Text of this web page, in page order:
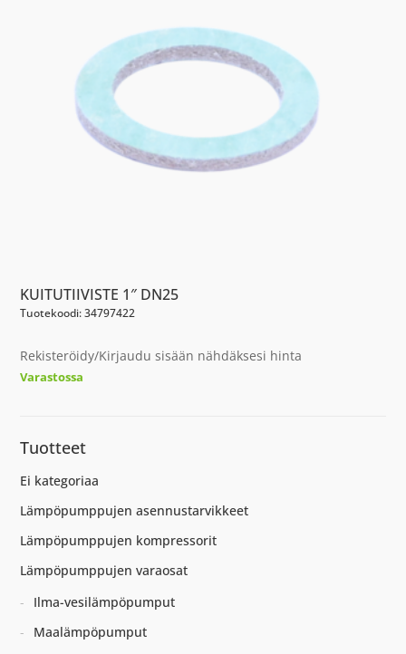
KUITUTIIVISTE 1″ DN25
Tuotekoodi: 34797422
Rekisteröidy/Kirjaudu sisään nähdäksesi hinta
Varastossa
Tuotteet
Ei kategoriaa
Lämpöpumppujen asennustarvikkeet
Lämpöpumppujen kompressorit
Lämpöpumppujen varaosat
Ilma-vesilämpöpumput
Maalämpöpumput